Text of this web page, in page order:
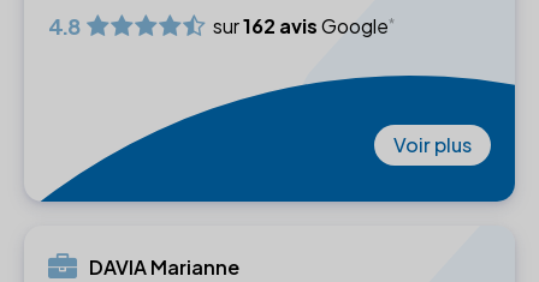
4.8 sur162 avisGoogle
Voir plus
DAVIA Marianne